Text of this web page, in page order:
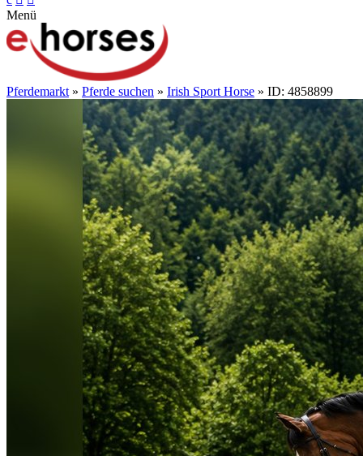
Menü
Pferdemarkt » Pferde suchen » Irish Sport Horse » ID: 4858899